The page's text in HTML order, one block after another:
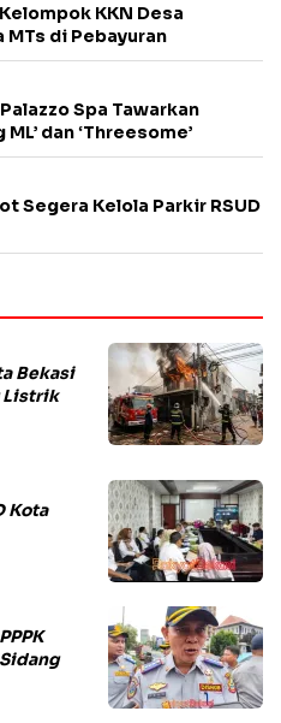
KKN Desa
MTs di Pebayuran
Spa Tawarkan
dan ‘Threesome’
Segera Kelola Parkir RSUD
Bekasi
Listrik
Kota